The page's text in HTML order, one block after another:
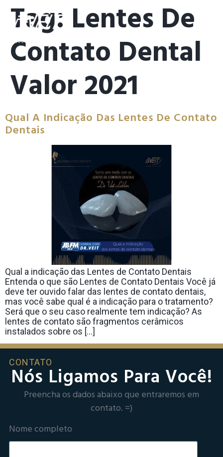
Tag: Lentes De
Contato Dental
Valor 2021
Qual A Indicação Das Lentes De Contato
Dentais
Qual a indicação das Lentes de Contato Dentais
Entenda o que são Lentes de Contato Dentais Você já
deve ter ouvido falar das lentes de contato dentais,
mas você sabe qual é a indicação para o tratamento?
Será que o seu caso realmente tem indicação? As
lentes de contato são fragmentos cerâmicos
instalados sobre os […]
CONTATO
Nós Ligamos Para Você!
Preencha os dados abaixo que entraremos em
contato. =)
Nome completo